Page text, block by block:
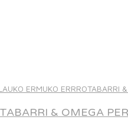
& OMEGA